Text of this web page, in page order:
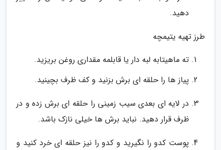
دهید.
طرز تهیه یتیمچه
ته ماهیتابه لبه دار یا قابلمه مقداری روغن بریزید.
پیاز ها را حلقه ای برش بزنید و کف ظرف بچینید.
در لایه ای بعدی سیب زمینی را حلقه ای برش زده و در
ظرف قرار دهید. نباید برش ها خیلی نازک باشد.
پوست کدو را نگیرید و کدو را نیز حلقه ای خرد کنید و